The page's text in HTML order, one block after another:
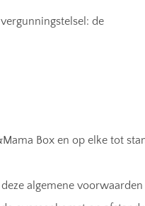
de
Box en op elke tot
algemene